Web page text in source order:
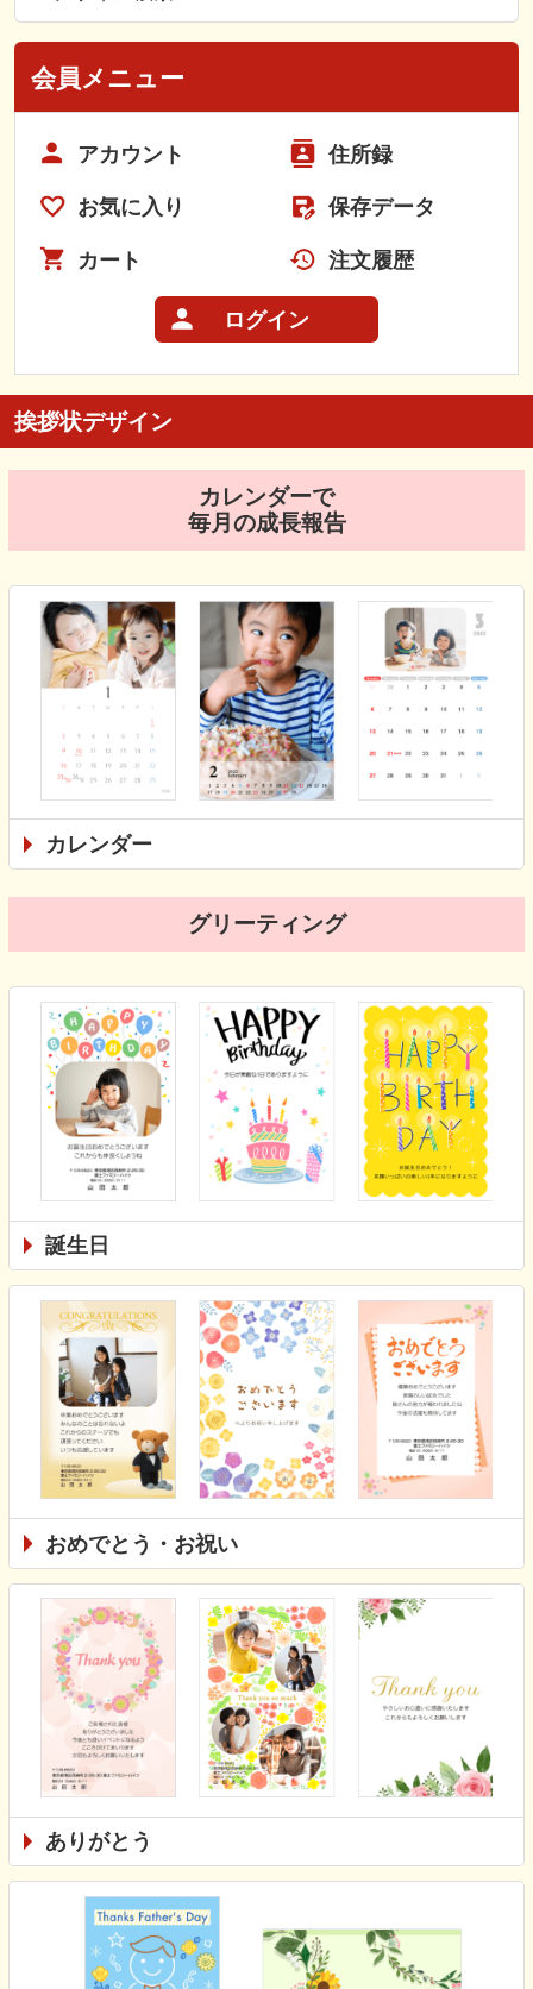
会員メニュー
アカウント 住所録
お気に入り 保存データ
カート 注文履歴
ログイン
挨拶状デザイン
カレンダーで
毎月の成長報告
カレンダー
グリーティング
誕生日
おめでとう・お祝い
ありがとう